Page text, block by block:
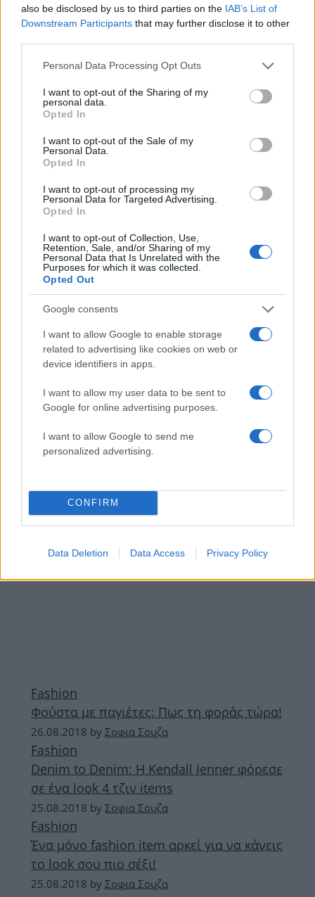
also be disclosed by us to third parties on the IAB’s List of
Downstream Participants that may further disclose it to other
Please note that this website/app uses one or more Google
not limited to your visit or usage behaviour. You may click to
grant or deny consent to Google and its third-party tags to
use your data for below specified purposes in below Google
consent section.
Personal Data Processing Opt Outs
I want to opt-out of the Sharing of my
personal data.
Opted In
I want to opt-out of the Sale of my
Personal Data.
Opted In
I want to opt-out of processing my
Personal Data for Targeted Advertising.
Opted In
I want to opt-out of Collection, Use,
Retention, Sale, and/or Sharing of my
Personal Data that Is Unrelated with the
Purposes for which it was collected.
Opted Out
Google consents
I want to allow Google to enable storage
related to advertising like cookies on web or
device identifiers in apps.
I want to allow my user data to be sent to
Google for online advertising purposes.
I want to allow Google to send me
personalized advertising.
CONFIRM
Data Deletion Data Access Privacy Policy
Tartan mood
27.08.2018
Hot
H δερμάτινη φούστα
Fashion
Terracotta: Το χρώμα που θα φορέσουμε
τώρα και όλο το Φθινόπωρο
27.08.2018 Ιωαννα Κουρου
Περιμένουμε την ερώτησή σου! Η ομάδα
μόδας απαντάει σε κάθε απορία
Fashion
Τα μεγαλύτερα trends στα denim
κομμάτια έχουν vintage επιρροές. Θα τα
δοκιμάσεις;
Fashion
Φούστα με παγιέτες: Πως τη φοράς τώρα!
26.08.2018 by Σοφια Σουζα
Fashion
Denim to Denim: H Kendall Jenner φόρεσε
σε ένα look 4 τζιν items
25.08.2018 by Σοφια Σουζα
Fashion
Ένα μόνο fashion item αρκεί για να κάνεις
το look σου πιο σέξι!
25.08.2018 by Σοφια Σουζα